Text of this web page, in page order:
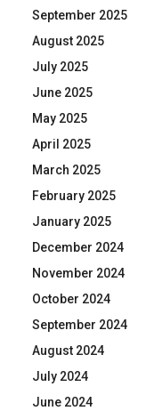
September 2025
August 2025
July 2025
June 2025
May 2025
April 2025
March 2025
February 2025
January 2025
December 2024
November 2024
October 2024
September 2024
August 2024
July 2024
June 2024